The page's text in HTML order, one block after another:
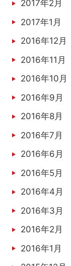
2017年2月
2017年1月
2016年12月
2016年11月
2016年10月
2016年9月
2016年8月
2016年7月
2016年6月
2016年5月
2016年4月
2016年3月
2016年2月
2016年1月